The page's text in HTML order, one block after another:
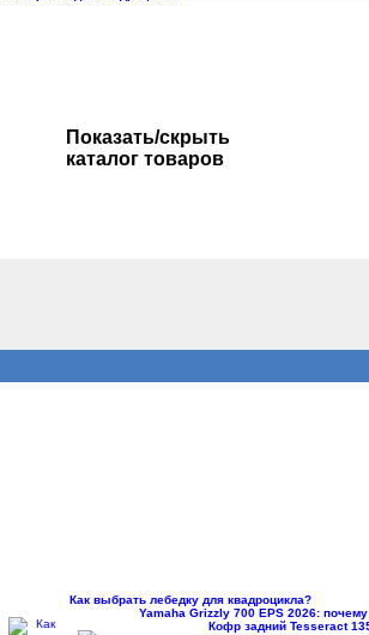
Показать/скрыть
каталог товаров
Как выбрать лебедку для квадроцикла?
Yamaha Grizzly 700 EPS 2026:
Кофр задний Tesseract